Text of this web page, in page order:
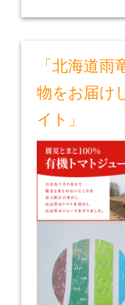
「北海道
物をお届け
イト」